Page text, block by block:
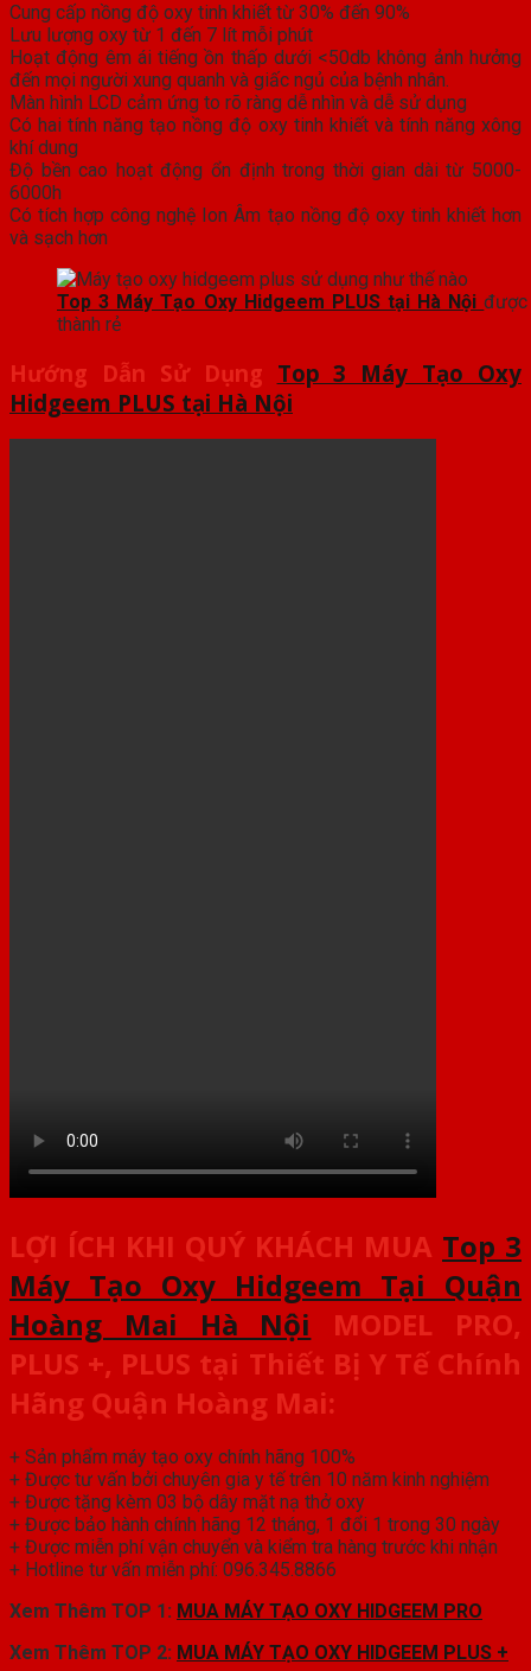
Cung cấp nồng độ oxy tinh khiết từ 30% đến 90%
Lưu lượng oxy từ 1 đến 7 lít mỗi phút
Hoạt động êm ái tiếng ồn thấp dưới <50db không ảnh hưởng
đến mọi người xung quanh và giấc ngủ của bệnh nhân.
Màn hình LCD cảm ứng to rõ ràng dễ nhìn và dễ sử dụng
Có hai tính năng tạo nồng độ oxy tinh khiết và tính năng xông
khí dung
Độ bền cao hoạt động ổn định trong thời gian dài từ 5000-
6000h
Có tích hợp công nghệ Ion Âm tạo nồng độ oxy tinh khiết hơn
và sạch hơn
Top 3 Máy Tạo Oxy Hidgeem PLUS tại Hà Nội
thành rẻ
Hướng Dẫn Sử Dụng Top 3 Máy Tạo Oxy
Hidgeem PLUS tại Hà Nội
LỢI ÍCH KHI QUÝ KHÁCH MUA Top 3
Máy Tạo Oxy Hidgeem Tại Quận
Hoàng Mai Hà Nội MODEL PRO,
PLUS +, PLUS tại Thiết Bị Y Tế Chính
Hãng Quận Hoàng Mai:
+ Sản phẩm máy tạo oxy chính hãng 100%
+ Được tư vấn bởi chuyên gia y tế trên 10 năm kinh nghiệm
+ Được tặng kèm 03 bộ dây mặt nạ thở oxy
+ Được bảo hành chính hãng 12 tháng, 1 đổi 1 trong 30 ngày
+ Được miễn phí vận chuyển và kiểm tra hàng trước khi nhận
+ Hotline tư vấn miễn phí: 096.345.8866
Xem Thêm TOP 1: MUA MÁY TẠO OXY HIDGEEM PRO
Xem Thêm TOP 2: MUA MÁY TẠO OXY HIDGEEM PLUS +